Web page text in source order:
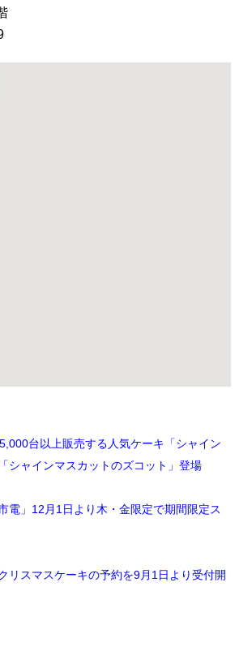
台以上販売する人気ケーキ「シャイン
シャインマスカットのズコット」登場
電」12月1日より木・金限定で期間限定ス
リスマスケーキの予約を9月1日より受付開